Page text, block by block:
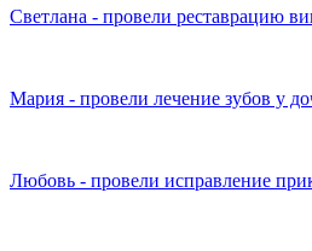
Светлана - провели реставрацию
Мария - провели лечение зубов у
Любовь - провели исправление